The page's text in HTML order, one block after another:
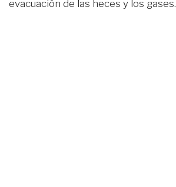
evacuación de las heces y los gases.